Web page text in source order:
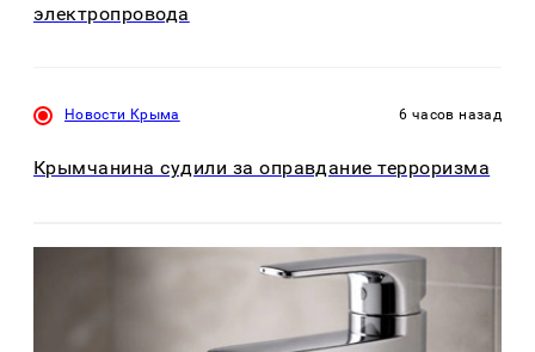
электропровода
Новости Крыма 6 часов назад
Крымчанина судили за оправдание терроризма